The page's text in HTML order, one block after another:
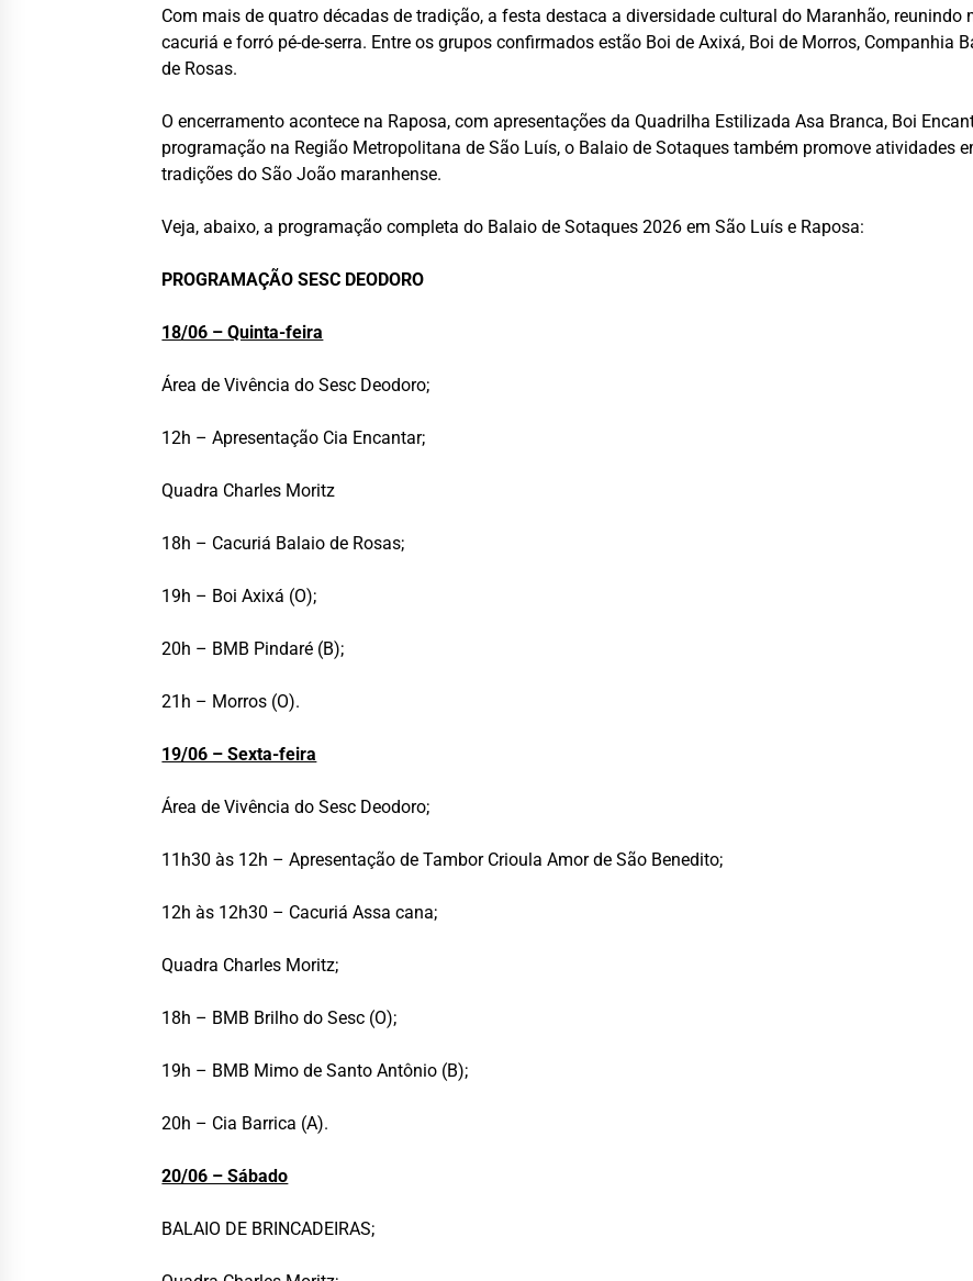
Com mais de quatro décadas de tradição, a festa destaca a diversidade cultural do Maranhão,
cacuriá e forró pé-de-serra. Entre os grupos confirmados estão Boi de Axixá, Boi de Morros, Companhia
de Rosas.
O encerramento acontece na Raposa, com apresentações da Quadrilha Estilizada Asa Branca, Boi
programação na Região Metropolitana de São Luís, o Balaio de Sotaques também promove atividades
tradições do São João maranhense.
Veja, abaixo, a programação completa do Balaio de Sotaques 2026 em São Luís e Raposa:
PROGRAMAÇÃO SESC DEODORO
18/06 – Quinta-feira
Área de Vivência do Sesc Deodoro;
12h – Apresentação Cia Encantar;
Quadra Charles Moritz
18h – Cacuriá Balaio de Rosas;
19h – Boi Axixá (O);
20h – BMB Pindaré (B);
21h – Morros (O).
19/06 – Sexta-feira
Área de Vivência do Sesc Deodoro;
11h30 às 12h – Apresentação de Tambor Crioula Amor de São Benedito;
12h às 12h30 – Cacuriá Assa cana;
Quadra Charles Moritz;
18h – BMB Brilho do Sesc (O);
19h – BMB Mimo de Santo Antônio (B);
20h – Cia Barrica (A).
20/06 – Sábado
BALAIO DE BRINCADEIRAS;